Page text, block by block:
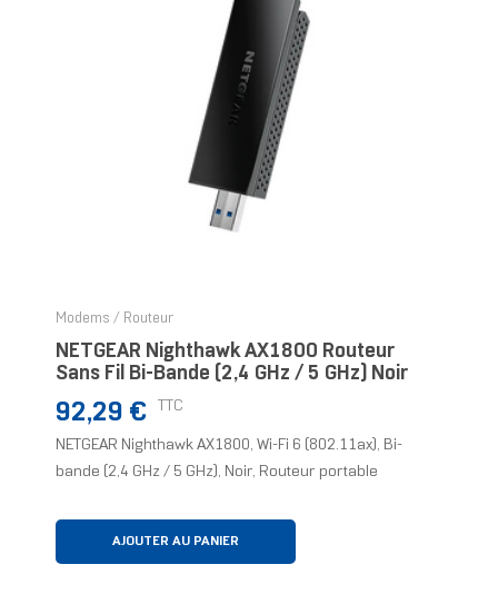
Modems / Routeur
NETGEAR Nighthawk AX1800 Routeur
Sans Fil Bi-Bande (2,4 GHz / 5 GHz) Noir
Prix
92,29 € TTC
NETGEAR Nighthawk AX1800, Wi-Fi 6 (802.11ax), Bi-
bande (2,4 GHz / 5 GHz), Noir, Routeur portable
AJOUTER AU PANIER